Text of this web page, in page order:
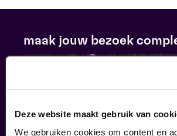
Deze website maakt gebruik van
We gebruiken cookies om content en
maak jouw bezoek